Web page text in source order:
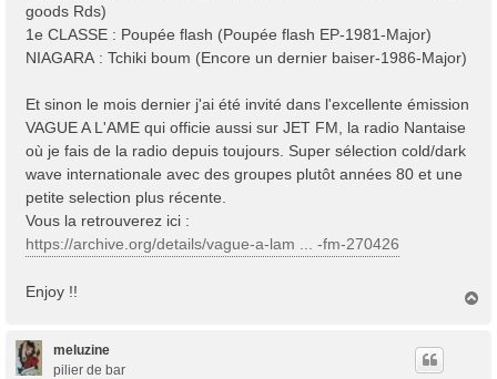
goods Rds)
1e CLASSE : Poupée flash (Poupée flash EP-1981-Major)
NIAGARA : Tchiki boum (Encore un dernier baiser-1986-Major)
Et sinon le mois dernier j'ai été invité dans l'excellente émission
VAGUE A L'AME qui officie aussi sur JET FM, la radio Nantaise
où je fais de la radio depuis toujours. Super sélection cold/dark
wave internationale avec des groupes plutôt années 80 et une
petite selection plus récente.
Vous la retrouverez ici :
https://archive.org/details/vague-a-lam ... -fm-270426
Enjoy !!
meluzine
pilier de bar